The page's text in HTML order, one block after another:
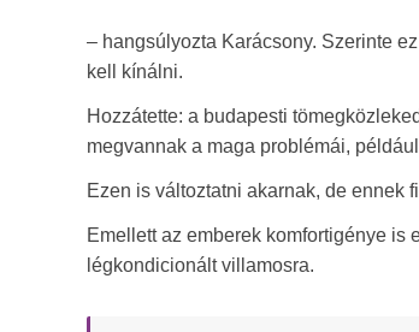
– hangsúlyozta Karácsony. Szerinte
kell kínálni.
Hozzátette: a budapesti
megvannak a maga problémái,
Ezen is változtatni akarnak, de ennek
Emellett az emberek komfortigénye is
légkondicionált villamosra.